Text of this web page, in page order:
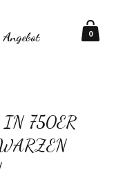
0
IN 750ER